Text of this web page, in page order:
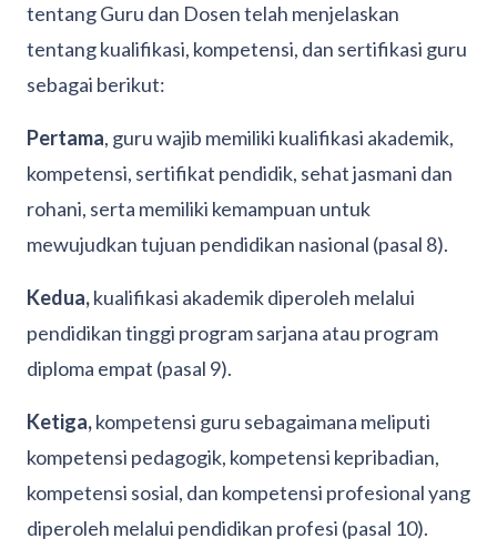
tentang Guru dan Dosen telah menjelaskan
tentang kualifikasi, kompetensi, dan sertifikasi guru
sebagai berikut:
Pertama, guru wajib memiliki kualifikasi akademik,
kompetensi, sertifikat pendidik, sehat jasmani dan
rohani, serta memiliki kemampuan untuk
mewujudkan tujuan pendidikan nasional (pasal 8).
Kedua,kualifikasi akademik diperoleh melalui
pendidikan tinggi program sarjana atau program
diploma empat (pasal 9).
Ketiga,kompetensi guru sebagaimana meliputi
kompetensi pedagogik, kompetensi kepribadian,
kompetensi sosial, dan kompetensi profesional yang
diperoleh melalui pendidikan profesi (pasal 10).